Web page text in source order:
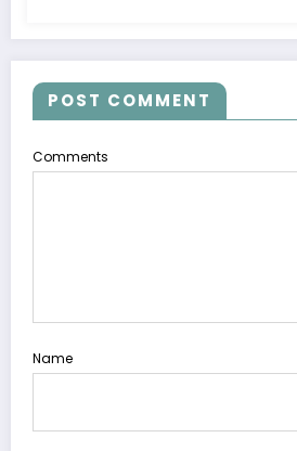
POST COMMENT
Comments
Name